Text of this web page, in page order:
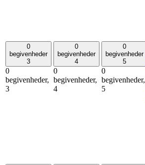
0
begivenheder
3
0
begivenheder,
3
0
begivenheder
4
0
begivenheder,
4
0
begivenheder
5
0
begivenheder,
5